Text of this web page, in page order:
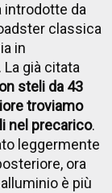
introdotte da
classica
in
già citata
steli da 43
troviamo
nel precarico.
leggermente
ora
è più